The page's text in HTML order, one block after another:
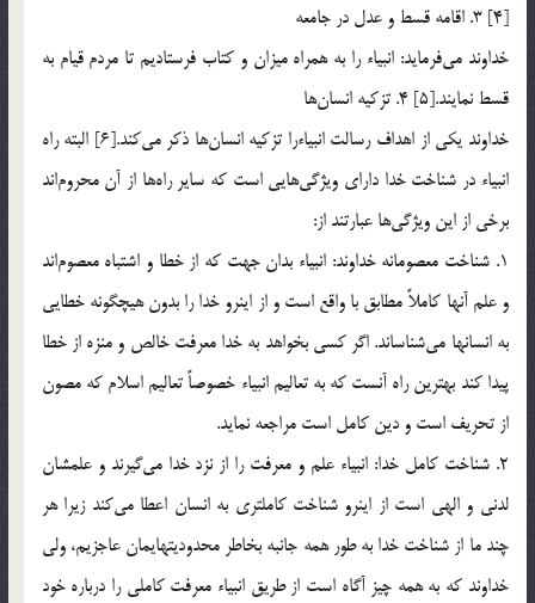
[4] 3. اقامه قسط و عدل در جامعه
خداوند مي‎فرمايد: انبياء را به همراه ميزان و كتاب فرستاديم تا مردم قيام به
قسط نمايند.[5] 4. تزكيه انسان‎ها
خداوند يكي از اهداف رسالت انبياء‌را تزكيه انسان‎ها ذكر مي‎كند.[6] البته راه
انبياء در شناخت خدا داراي ويژگي‌هايي است كه ساير راه‌ها از آن محروم‌اند
برخي از اين ويژگي‌ها عبارتند از:
1. شناخت معصومانه خداوند: انبياء بدان جهت كه از خطا و اشتباه معصوم‌اند
و علم آنها كاملاً مطابق با واقع است و از اينرو خدا را بدون هيچگونه خطايي
به انسانها مي‌شناساند. اگر كسي بخواهد به خدا معرفت خالص و منزه از خطا
پيدا كند بهترين راه آنست كه به تعاليم انبياء خصوصاً تعاليم اسلام كه مصون
از تحريف است و دين كامل است مراجعه نمايد.
2. شناخت كامل خدا: انبياء علم و معرفت را از نزد خدا مي‌گيرند و علمشان
لدني و الهي است از اينرو شناخت كاملتري به انسان اعطا مي‌كند زيرا هر
چند ما از شناخت خدا به طور همه جانبه بخاطر محدوديتهايمان عاجزيم، ولي
خداوند كه به همه چيز آگاه است از طريق انبياء معرفت كاملي را درباره خود